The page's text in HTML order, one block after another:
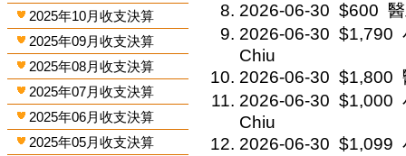
2025年10月收支決算
2025年09月收支決算
2025年08月收支決算
2025年07月收支決算
2025年06月收支決算
2025年05月收支決算
2026-06-30 $600
2026-06-30 $1,790
Chiu
2026-06-30 $1,800
2026-06-30 $1,000
Chiu
2026-06-30 $1,099